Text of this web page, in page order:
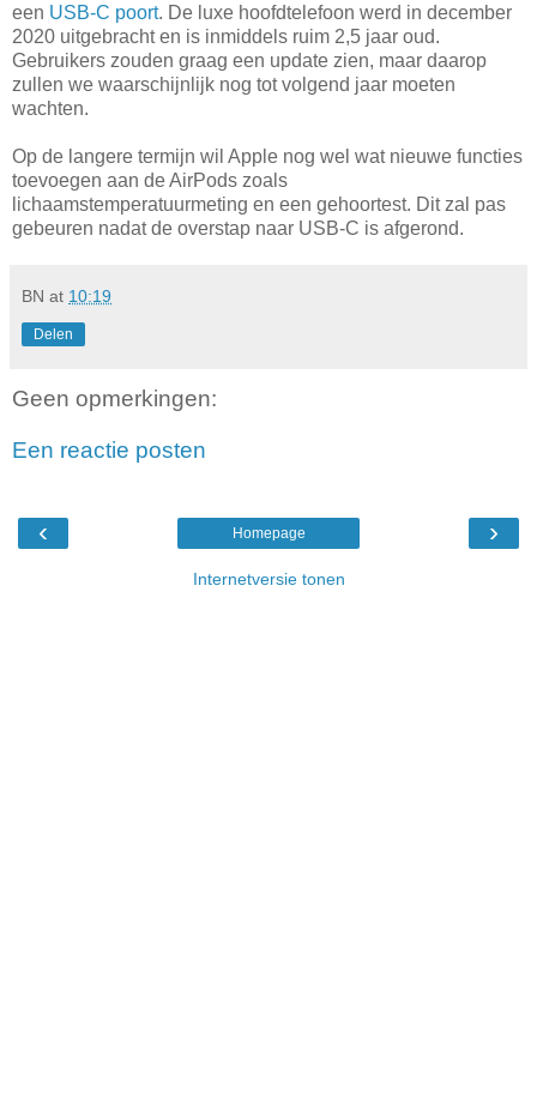
een USB-C poort. De luxe hoofdtelefoon werd in december
2020 uitgebracht en is inmiddels ruim 2,5 jaar oud.
Gebruikers zouden graag een update zien, maar daarop
zullen we waarschijnlijk nog tot volgend jaar moeten
wachten.
Op de langere termijn wil Apple nog wel wat nieuwe functies
toevoegen aan de AirPods zoals
lichaamstemperatuurmeting en een gehoortest. Dit zal pas
gebeuren nadat de overstap naar USB-C is afgerond.
BN at 10:19
Delen
Geen opmerkingen:
Een reactie posten
‹ ›
Homepage
Internetversie tonen